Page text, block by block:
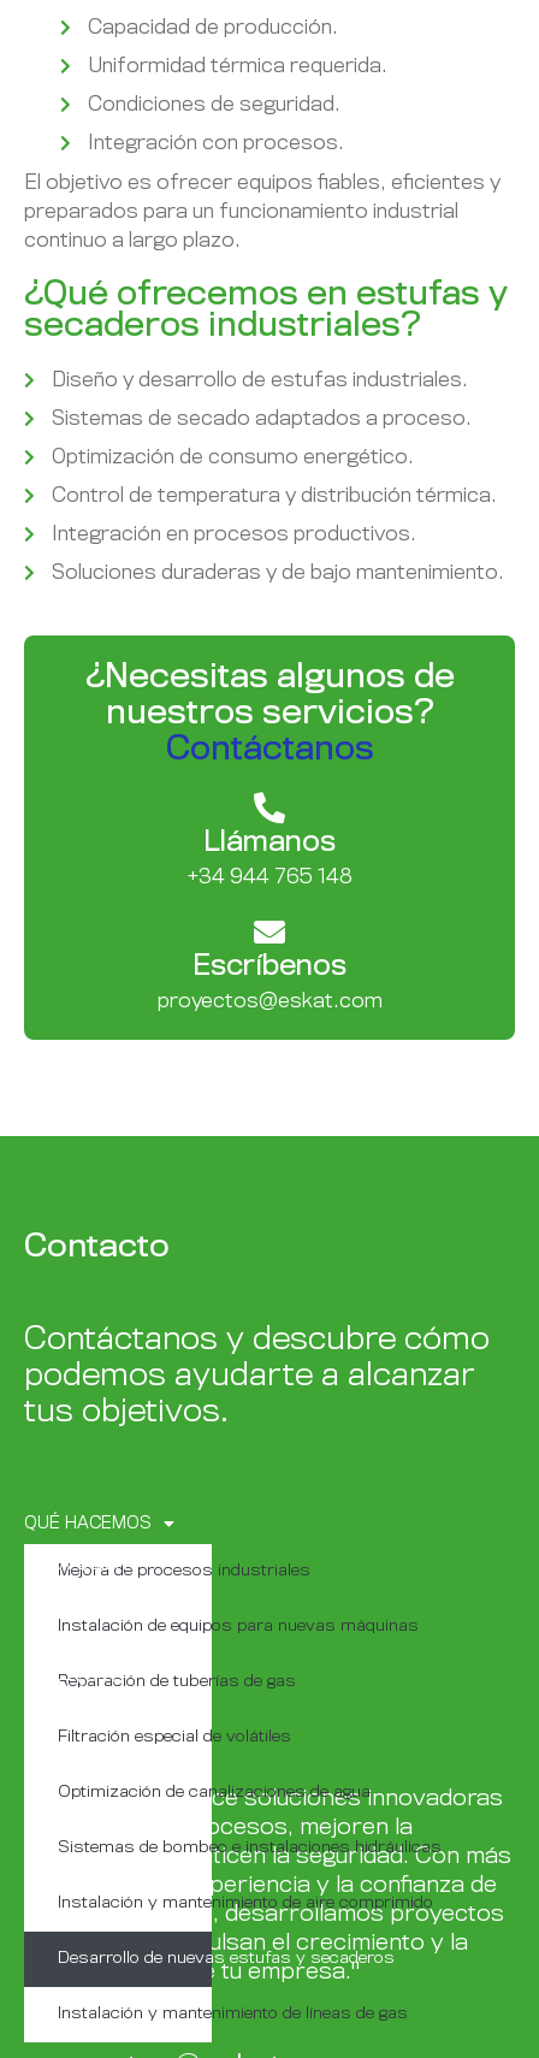
Capacidad de producción.
Uniformidad térmica requerida.
Condiciones de seguridad.
Integración con procesos.
El objetivo es ofrecer equipos fiables, eficientes y
preparados para un funcionamiento industrial
continuo a largo plazo.
¿Qué ofrecemos en estufas y
secaderos industriales?
Diseño y desarrollo de estufas industriales.
Sistemas de secado adaptados a proceso.
Optimización de consumo energético.
Control de temperatura y distribución térmica.
Integración en procesos productivos.
Soluciones duraderas y de bajo mantenimiento.
¿Necesitas algunos de
nuestros servicios?
Contáctanos
Llámanos
+34 944 765 148
Escríbenos
proyectos@eskat.com
Contacto
Contáctanos y descubre cómo
podemos ayudarte a alcanzar
tus objetivos.
QUÉ HACEMOS
Mejora de procesos industriales
Instalación de equipos para nuevas máquinas
Reparación de tuberías de gas
Filtración especial de volátiles
Optimización de canalizaciones de agua
Sistemas de bombeo e instalaciones hidráulicas
Instalación y mantenimiento de aire comprimido
Desarrollo de nuevas estufas y secaderos
Instalación y mantenimiento de líneas de gas
PARA QUIÉN
CONTACTO
Tu industria merece soluciones innovadoras
que optimicen procesos, mejoren la
eficiencia y garanticen la seguridad. Con más
de 30 años de experiencia y la confianza de
nuestros clientes, desarrollamos proyectos
a medida que impulsan el crecimiento y la
competitividad de tu empresa."